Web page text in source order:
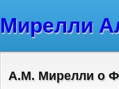
Мирелли
А.М. Мирелли о